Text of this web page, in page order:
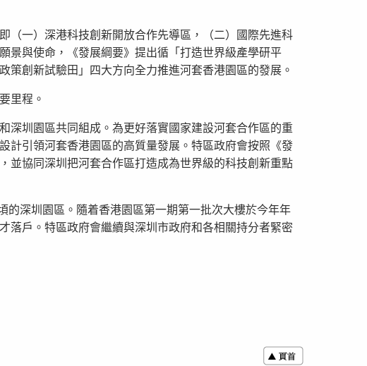
（一）深港科技創新開放合作先導區，（二）國際先進科
景與使命，《發展綱要》提出循「打造世界級產學研平
創新試驗田」四大方向全力推進河套香港園區的發展。
里程。
深圳園區共同組成。為更好落實國家建設河套合作區的重
計引領河套香港園區的高質量發展。特區政府會按照《發
並協同深圳把河套合作區打造成為世界級的科技創新重點
深圳園區。隨着香港園區第一期第一批次大樓於今年年
落戶。特區政府會繼續與深圳市政府和各相關持分者緊密